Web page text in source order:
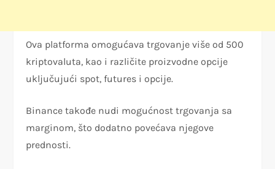
Ova platforma omogućava trgovanje više od 500
kriptovaluta, kao i različite proizvodne opcije
uključujući spot, futures i opcije.
Binance takođe nudi mogućnost trgovanja sa
marginom, što dodatno povećava njegove
prednosti.